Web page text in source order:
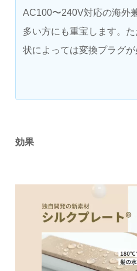
AC100〜240V対応の海外
多い方にも重宝します。
状によっては変換プラグが
効果